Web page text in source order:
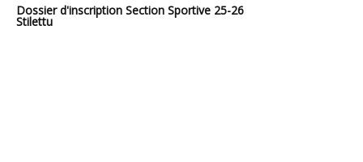
Dossier d'inscription Section Sportive 25-26
Stilettu